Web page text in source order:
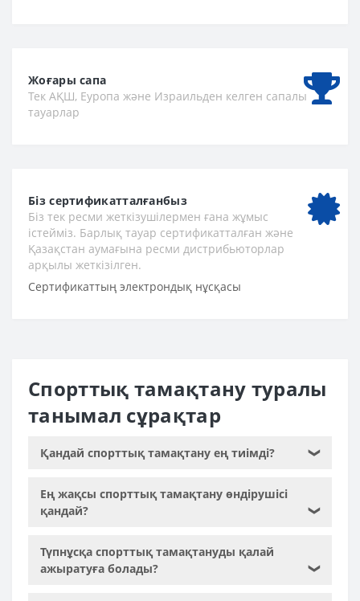
Жоғары сапа
Тек АҚШ, Еуропа және Израильден келген сапалы
тауарлар
Біз сертификатталғанбыз
Біз тек ресми жеткізушілермен ғана жұмыс
істейміз. Барлық тауар сертификатталған және
Қазақстан аумағына ресми дистрибьюторлар
арқылы жеткізілген.
Сертификаттың электрондық нұсқасы
Спорттық тамақтану туралы
танымал сұрақтар
Қандай спорттық тамақтану ең тиімді? ❯
Ең жақсы спорттық тамақтану өндірушісі
қандай?
❯
Түпнұсқа спорттық тамақтануды қалай
ажыратуға болады?
❯